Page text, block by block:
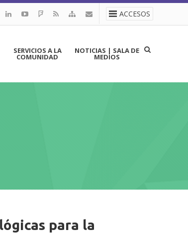
ACCESOS
SERVICIOS A LA
COMUNIDAD
NOTICIAS | SALA DE
MEDIOS
para la